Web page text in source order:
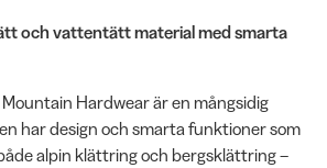
och vattentätt material med smarta
Hardwear är en mångsidig
har design och smarta funktioner som
alpin klättring och bergsklättring –